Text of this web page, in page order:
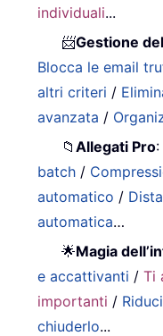
individuali...
📨Gestione
Blocca le email
altri criteri /
avanzata /
📁Allegati Pro:
batch /
automatico /
automatica…
🌟Magia
e accattivanti /Ti
importanti /
chiuderlo...